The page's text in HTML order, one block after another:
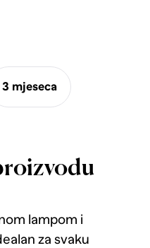
3 mjeseca
lampom i
za svaku